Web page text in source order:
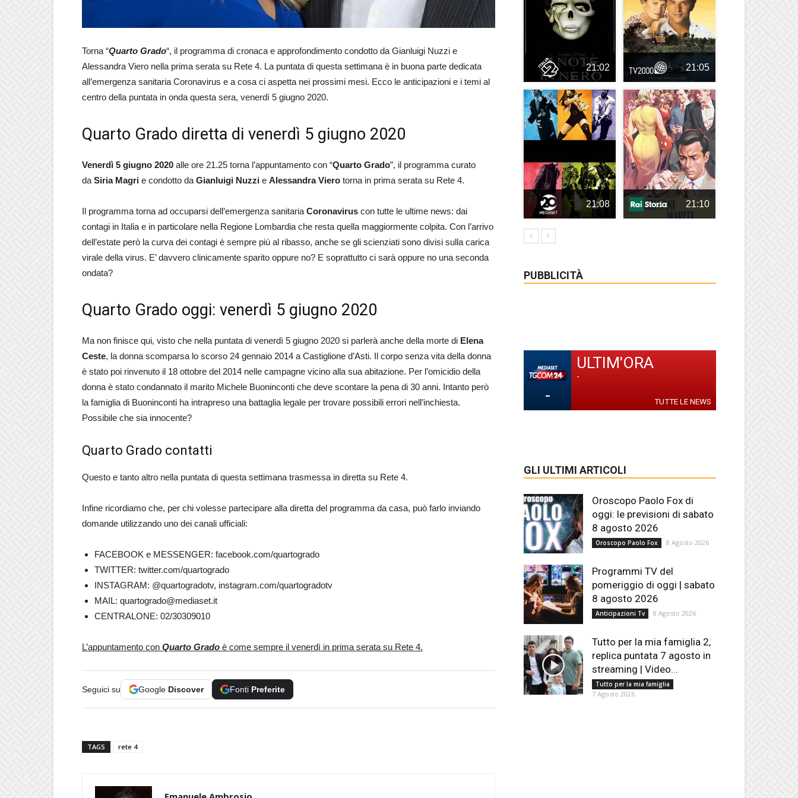
Torna “Quarto Grado“, il programma di cronaca e approfondimento condotto da Gianluigi Nuzzi e
Alessandra Viero nella prima serata su Rete 4. La puntata di questa settimana è in buona parte dedicata
all’emergenza sanitaria Coronavirus e a cosa ci aspetta nei prossimi mesi. Ecco le anticipazioni e i temi al
centro della puntata in onda questa sera, venerdì 5 giugno 2020.
Quarto Grado diretta di venerdì 5 giugno 2020
Venerdì 5 giugno 2020 alle ore 21.25 torna l’appuntamento con “Quarto Grado”, il programma curato
da Siria Magri e condotto da Gianluigi Nuzzi e Alessandra Viero torna in prima serata su Rete 4.
Il programma torna ad occuparsi dell’emergenza sanitaria Coronavirus con tutte le ultime news: dai
contagi in Italia e in particolare nella Regione Lombardia che resta quella maggiormente colpita. Con l’arrivo
dell’estate però la curva dei contagi è sempre più al ribasso, anche se gli scienziati sono divisi sulla carica
virale della virus. E’ davvero clinicamente sparito oppure no? E soprattutto ci sarà oppure no una seconda
ondata?
Quarto Grado oggi: venerdì 5 giugno 2020
Ma non finisce qui, visto che nella puntata di venerdì 5 giugno 2020 si parlerà anche della morte di Elena
Ceste, la donna scomparsa lo scorso 24 gennaio 2014 a Castiglione d’Asti. Il corpo senza vita della donna
è stato poi rinvenuto il 18 ottobre del 2014 nelle campagne vicino alla sua abitazione. Per l’omicidio della
donna è stato condannato il marito Michele Buoninconti che deve scontare la pena di 30 anni. Intanto però
la famiglia di Buoninconti ha intrapreso una battaglia legale per trovare possibili errori nell’inchiesta.
Possibile che sia innocente?
Quarto Grado contatti
Questo e tanto altro nella puntata di questa settimana trasmessa in diretta su Rete 4.
Infine ricordiamo che, per chi volesse partecipare alla diretta del programma da casa, può farlo inviando
domande utilizzando uno dei canali ufficiali:
FACEBOOK e MESSENGER: facebook.com/quartogrado
TWITTER: twitter.com/quartogrado
INSTAGRAM: @quartogradotv, instagram.com/quartogradotv
MAIL: quartogrado@mediaset.it
CENTRALONE: 02/30309010
L’appuntamento con Quarto Grado è come sempre il venerdì in prima serata su Rete 4.
Seguici su Google Discover Fonti Preferite
TAGS rete 4
21:02 21:05
21:08 21:10
PUBBLICITÀ
-
ULTIM'ORA
-
TUTTE LE NEWS
GLI ULTIMI ARTICOLI
Oroscopo Paolo Fox di
oggi: le previsioni di sabato
8 agosto 2026
Oroscopo Paolo Fox 8 Agosto 2026
Programmi TV del
pomeriggio di oggi | sabato
8 agosto 2026
Anticipazioni Tv 8 Agosto 2026
Tutto per la mia famiglia 2,
replica puntata 7 agosto in
streaming | Video...
Tutto per la mia famiglia
7 Agosto 2026